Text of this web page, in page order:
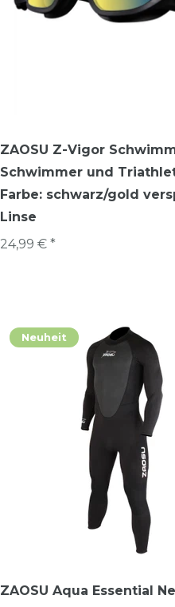
ZAOSU Z-Vigor
Schwimmer und
Farbe: schwarz/gold
Linse
24,99 € *
Neuheit
ZAOSU Aqua Essential